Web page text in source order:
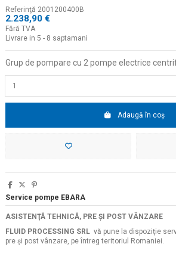
Referinţă 2001200400B
2.238,90 €
Fără TVA
Livrare in 5 - 8 saptamani
Grup de pompare cu 2 pompe electrice
Adaugă în coș
Service pompe EBARA
ASISTENŢĂ TEHNICĂ, PRE ŞI POST VÂNZARE
FLUID PROCESSING SRL vă pune la dispoziţie
pre şi post vânzare, pe întreg teritoriul Romaniei.